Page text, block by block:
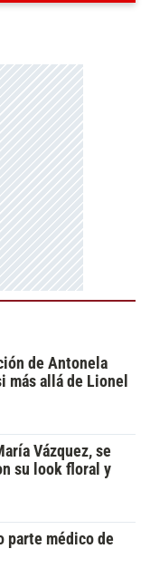
de Antonela
más allá de Lionel
Vázquez, se
su look floral y
parte médico de